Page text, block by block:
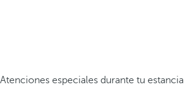
Atenciones especiales durante tu estancia